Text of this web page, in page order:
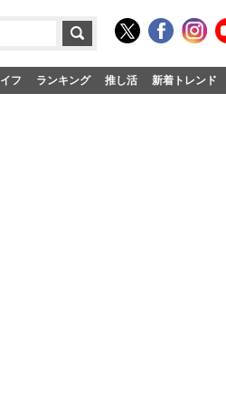
フ ランキング 推し活 新着トレンド